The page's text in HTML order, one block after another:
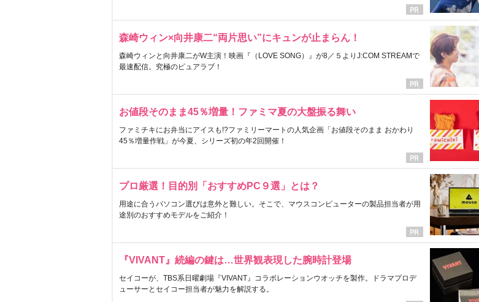
森崎ウィン×向井康二“両片思い”にキュンが止まらん！
森崎ウィンと向井康二がW主演！映画『（LOVE SONG）』が8／５よりJ:COM STREAMで
最速配信。究極のピュアラブ！
お値段そのまま45％増量！ファミマ夏の大盤振る舞い
ファミチキにお弁当にアイスも!?ファミリーマートの人気企画「お値段そのまま おかわり
45％増量作戦」が今夏、シリーズ初の年2回開催！
プロ厳選！目的別「おすすめPC９選」とは？
用途に合うパソコン選びは意外と難しい。そこで、マウスコンピューターの製品担当者が用
途別のおすすめモデルをご紹介！
『VIVANT』続編の鍵は…世界観表現した腕時計登場
セイコーが、TBS系日曜劇場『VIVANT』コラボレーションウオッチを製作。ドラマプロデ
ューサーとセイコー担当者が魅力を解説する。